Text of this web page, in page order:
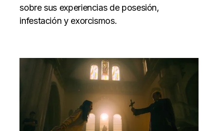
sobre sus experiencias de posesión,
infestación y exorcismos.